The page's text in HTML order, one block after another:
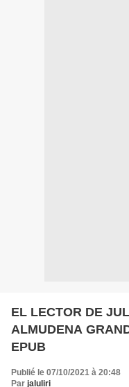
EL LECTOR DE
ALMUDENA
EPUB
Publié le 07/10/2021 à 20:48
Par jaluliri